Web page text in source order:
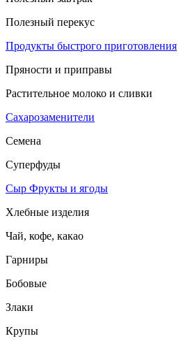
Полезный перекус
Продукты быстрого приготовления
Пряности и приправы
Растительное молоко и сливки
Сахарозаменители
Семена
Суперфуды
Сыр Фрукты и ягоды
Хлебные изделия
Чай, кофе, какао
Гарниры
Бобовые
Злаки
Крупы